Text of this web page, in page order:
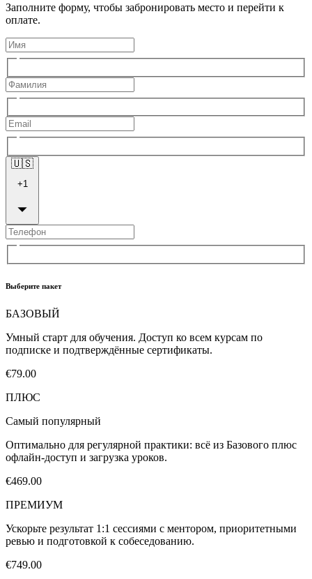
Заполните форму, чтобы забронировать место и перейти к
оплате.
🇺🇸
+1
Выберите пакет
БАЗОВЫЙ
Умный старт для обучения. Доступ ко всем курсам по
подписке и подтверждённые сертификаты.
€79.00
ПЛЮС
Самый популярный
Оптимально для регулярной практики: всё из Базового плюс
офлайн-доступ и загрузка уроков.
€469.00
ПРЕМИУМ
Ускорьте результат 1:1 сессиями с ментором, приоритетными
ревью и подготовкой к собеседованию.
€749.00